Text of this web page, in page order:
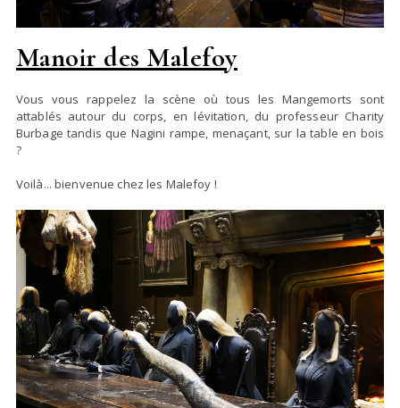
Manoir des Malefoy
Vous vous rappelez la scène où tous les Mangemorts sont
attablés autour du corps, en lévitation, du professeur Charity
Burbage tandis que Nagini rampe, menaçant, sur la table en bois
?
Voilà... bienvenue chez les Malefoy !